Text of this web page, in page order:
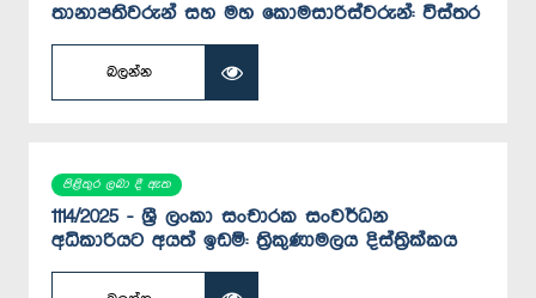
තානාපතිවරුන් සහ මහ කොමසාරිස්වරුන්: විස්තර
බලන්න
පිළිතුර ලබා දී ඇත
1114/2025 - ශ්‍රී ලංකා සංචාරක සංවර්ධන
අධිකාරියට අයත් ඉඩම්: ත්‍රිකුණාමලය දිස්ත්‍රික්කය